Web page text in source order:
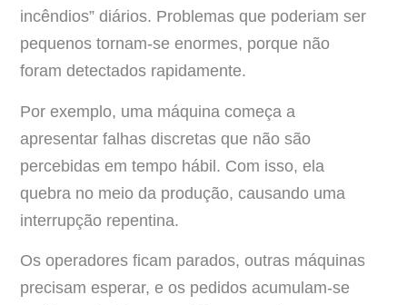
incêndios” diários. Problemas que poderiam ser
pequenos tornam-se enormes, porque não
foram detectados rapidamente.
Por exemplo, uma máquina começa a
apresentar falhas discretas que não são
percebidas em tempo hábil. Com isso, ela
quebra no meio da produção, causando uma
interrupção repentina.
Os operadores ficam parados, outras máquinas
precisam esperar, e os pedidos acumulam-se